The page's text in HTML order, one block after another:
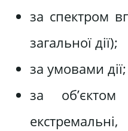
за спектром
загальної дії);
за умовами дії;
за об’єктом